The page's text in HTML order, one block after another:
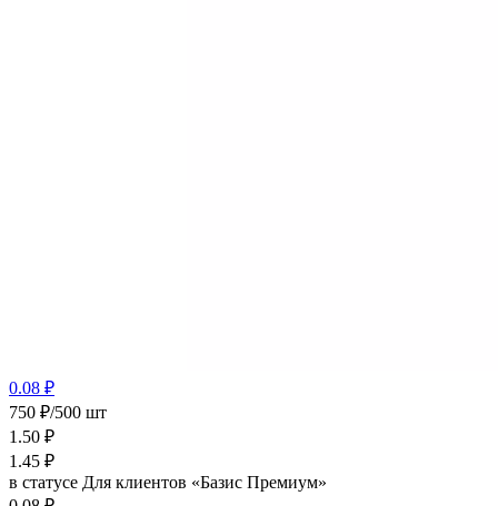
0.08 ₽
750 ₽/500 шт
1.50 ₽
1.45 ₽
в статусе Для клиентов «Базис Премиум»